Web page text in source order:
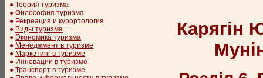
● Теория туризма
● Философия туризма
● Рекреация и курортология
● Виды туризма
● Экономика туризма
● Менеджмент в туризме
● Маркетинг в туризме
● Инновации в туризме
● Транспорт в туризме
Карягін